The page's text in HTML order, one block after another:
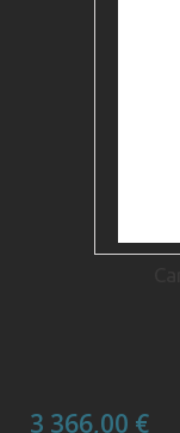
3 366,00 €